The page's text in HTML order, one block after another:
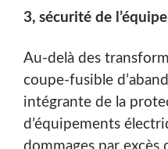
3, sécurité de
Au-delà des
coupe-fusible
intégrante de la
d’équipements
dommages par excès